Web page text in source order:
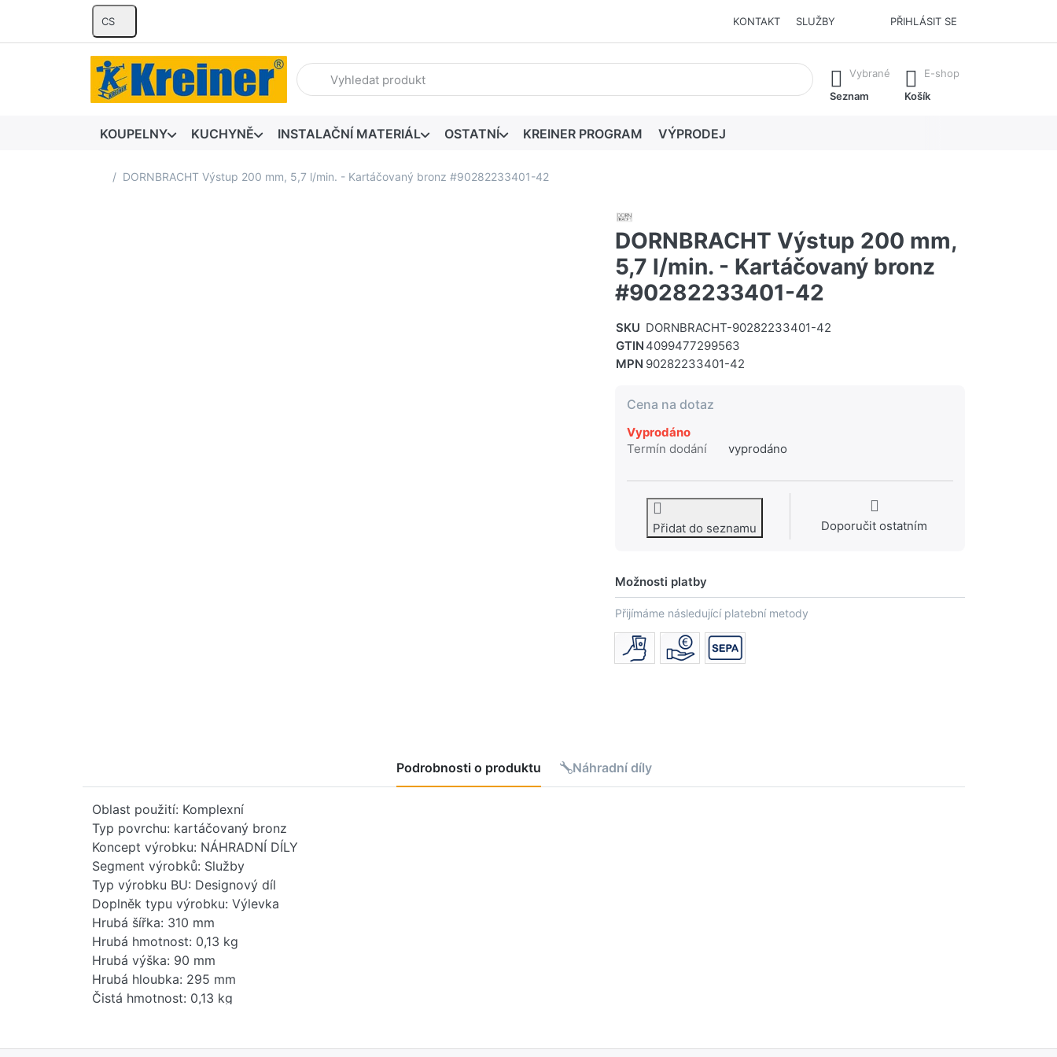
CS KONTAKT SLUŽBY PŘIHLÁSIT SE
Zadejte hledaný výraz. První výsledky se zobrazí automaticky při zadávání. Stisknutím klávesy Enter vyvoláte všechny výsledky.
Vybrané
Seznam
E-shop
Košík
KOUPELNY KUCHYNĚ INSTALAČNÍ MATERIÁL OSTATNÍ KREINER PROGRAM VÝPRODEJ
Domovská stránka
DORNBRACHT Výstup 200 mm, 5,7 l/min. - Kartáčovaný bronz #90282233401-42
DORNBRACHT Výstup 200 mm,
5,7 l/min. - Kartáčovaný bronz
#90282233401-42
SKU DORNBRACHT-90282233401-42
GTIN 4099477299563
MPN 90282233401-42
Cena na dotaz
Vyprodáno
Termín dodání
vyprodáno
Přidat do seznamu Doporučit ostatním
Možnosti platby
Přijímáme následující platební metody
Podrobnosti o produktu Náhradní díly
Oblast použití: Komplexní
Typ povrchu: kartáčovaný bronz
Koncept výrobku: NÁHRADNÍ DÍLY
Segment výrobků: Služby
Typ výrobku BU: Designový díl
Doplněk typu výrobku: Výlevka
Hrubá šířka: 310 mm
Hrubá hmotnost: 0,13 kg
Hrubá výška: 90 mm
Hrubá hloubka: 295 mm
Čistá hmotnost: 0,13 kg